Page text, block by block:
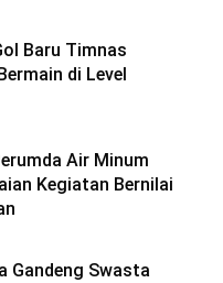
Baru Timnas
di Level
Air Minum
Kegiatan Bernilai
Gandeng Swasta